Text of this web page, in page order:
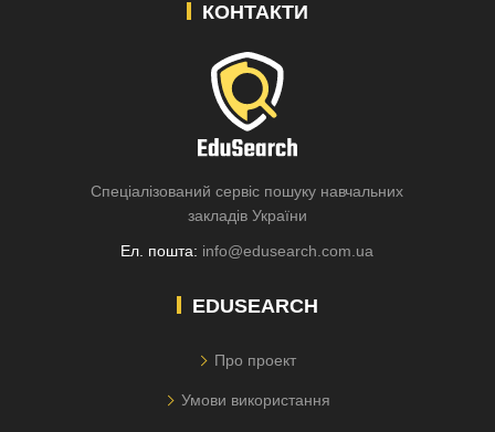
КОНТАКТИ
Спеціалізований сервіс пошуку навчальних
закладів України
Ел. пошта: info@edusearch.com.ua
EDUSEARCH
Про проект
Умови використання